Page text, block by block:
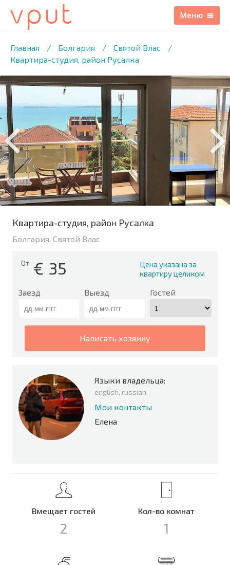
Главная / Болгария / Святой Влас
/
Квартира-студия, район Русалка
/11 ФОТО
Квартира-студия, район Русалка
Болгария, Святой Влас
От € 35
Цена указана за
квартиру целиком
Заезд Выезд Гостей
написать хозяину
Языки владельца:
english, russian
Мои контакты
Елена
Вмещает гостей
2
Кол-во комнат
1